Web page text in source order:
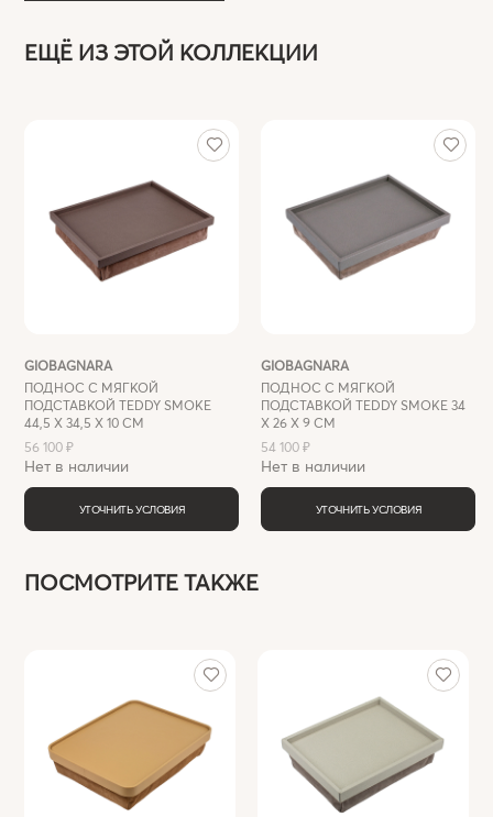
ЕЩЁ ИЗ ЭТОЙ КОЛЛЕКЦИИ
GIOBAGNARA
ПОДНОС С МЯГКОЙ
ПОДСТАВКОЙ TEDDY SMOKE
44,5 X 34,5 X 10 СМ
56 100 ₽
Нет в наличии
УТОЧНИТЬ УСЛОВИЯ
GIOBAGNARA
ПОДНОС С МЯГКОЙ
ПОДСТАВКОЙ TEDDY SMOKE 34
X 26 Х 9 СМ
54 100 ₽
Нет в наличии
УТОЧНИТЬ УСЛОВИЯ
ПОСМОТРИТЕ ТАКЖЕ